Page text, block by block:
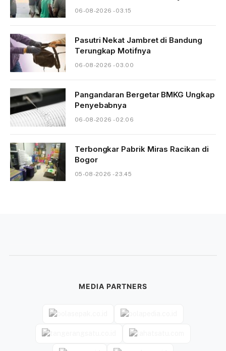
06-08-2026 - 03.15
Pasutri Nekat Jambret di Bandung
Terungkap Motifnya
06-08-2026 - 03.00
Pangandaran Bergetar BMKG Ungkap
Penyebabnya
06-08-2026 - 02.06
Terbongkar Pabrik Miras Racikan di
Bogor
05-08-2026 - 23.45
MEDIA PARTNERS